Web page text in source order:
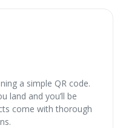
a simple QR code.
land and you’ll be
come with thorough